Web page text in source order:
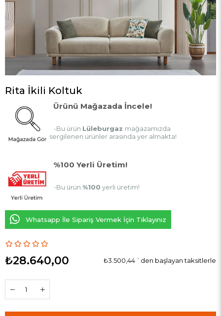
Rita İkili Koltuk
Ürünü Mağazada İncele!
-Bu ürün Lüleburgaz mağazamızda
sergilenen ürünler arasında yer almakta!
%100 Yerli Üretim!
-Bu ürün %100 yerli üretim!
Whatsapp İle Sipariş Vermek İçin Tıklayınız
₺28.640,00 ₺3.500,44 `den başlayan taksitlerle